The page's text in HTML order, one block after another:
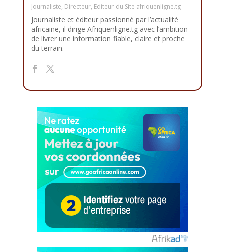
Journaliste, Directeur, Editeur du Site afriquenligne.tg
Journaliste et éditeur passionné par l’actualité
africaine, il dirige Afriquenligne.tg avec l’ambition
de livrer une information fiable, claire et proche
du terrain.